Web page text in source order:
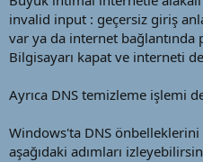
invalid input : geçersiz giriş
var ya da internet bağlantında
Bilgisayarı kapat ve interneti
Ayrıca DNS temizleme işlemi
Windows'ta DNS
aşağıdaki adımları